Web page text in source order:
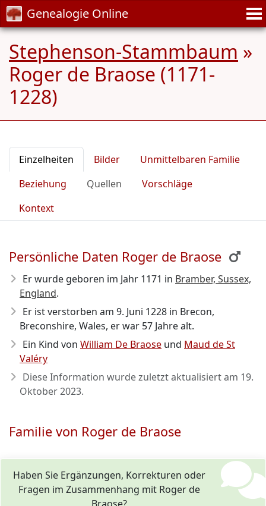
Genealogie Online
Stephenson-Stammbaum »
Roger de Braose (1171-
1228)
Einzelheiten Bilder
Unmittelbaren Familie
Beziehung
Quellen
Vorschläge
Kontext
Persönliche Daten Roger de Braose
Er wurde geboren im Jahr 1171 in Bramber, Sussex,
England.
Er ist verstorben am 9. Juni 1228 in Brecon,
Breconshire, Wales, er war 57 Jahre alt.
Ein Kind von William De Braose und Maud de St
Valéry
Diese Information wurde zuletzt aktualisiert am 19.
Oktober 2023.
Familie von Roger de Braose
Haben Sie Ergänzungen, Korrekturen oder
Fragen im Zusammenhang mit Roger de